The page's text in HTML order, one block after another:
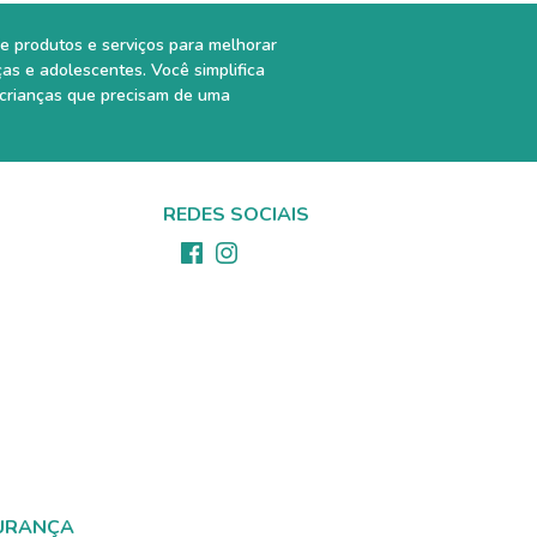
produtos e serviços para melhorar
e adolescentes. Você simplifica
que precisam de uma
REDES SOCIAIS